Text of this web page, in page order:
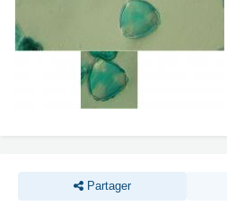
Partager